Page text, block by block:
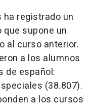
ha registrado un
supone un
al curso anterior.
a los alumnos
de español:
(38.807).
a los cursos